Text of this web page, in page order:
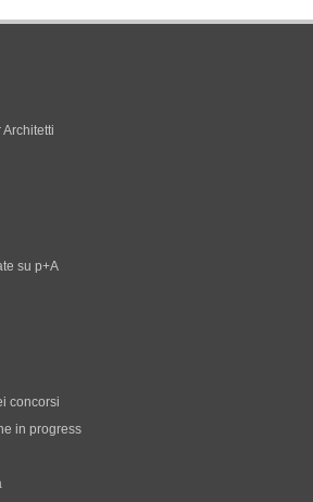
su p+A
concorsi
in progress